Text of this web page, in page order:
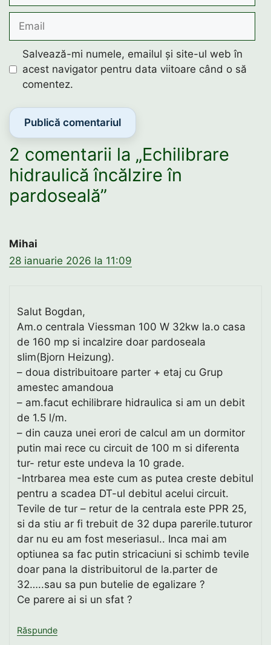
Salvează-mi numele, emailul și site-ul web în
acest navigator pentru data viitoare când o să
comentez.
2 comentarii la „Echilibrare
hidraulică încălzire în
pardoseală”
Mihai
28 ianuarie 2026 la 11:09
Salut Bogdan,
Am.o centrala Viessman 100 W 32kw la.o casa
de 160 mp si incalzire doar pardoseala
slim(Bjorn Heizung).
– doua distribuitoare parter + etaj cu Grup
amestec amandoua
– am.facut echilibrare hidraulica si am un debit
de 1.5 l/m.
– din cauza unei erori de calcul am un dormitor
putin mai rece cu circuit de 100 m si diferenta
tur- retur este undeva la 10 grade.
-Intrbarea mea este cum as putea creste debitul
pentru a scadea DT-ul debitul acelui circuit.
Tevile de tur – retur de la centrala este PPR 25,
si da stiu ar fi trebuit de 32 dupa parerile.tuturor
dar nu eu am fost meseriasul.. Inca mai am
optiunea sa fac putin stricaciuni si schimb tevile
doar pana la distribuitorul de la.parter de
32…..sau sa pun butelie de egalizare ?
Ce parere ai si un sfat ?
Răspunde